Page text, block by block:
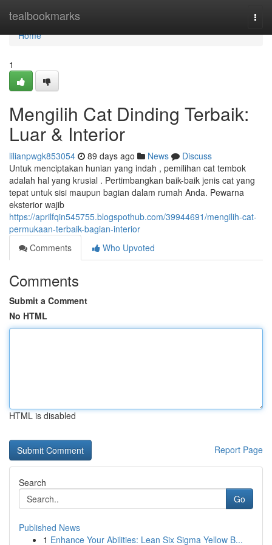
tealbookmarks
Home
Home
1
Mengilih Cat Dinding Terbaik:
Luar & Interior
lilianpwgk853054 89 days ago News
Discuss
Untuk menciptakan hunian yang indah , pemilihan cat tembok
adalah hal yang krusial . Pertimbangkan baik-baik jenis cat yang
tepat untuk sisi maupun bagian dalam rumah Anda. Pewarna
eksterior wajib
https://aprilfqin545755.blogspothub.com/39944691/mengilih-cat-
permukaan-terbaik-bagian-interior
Comments
Who Upvoted
Comments
Submit a Comment
No HTML
HTML is disabled
Report Page
Search
Go
Published News
1 Enhance Your Abilities: Lean Six Sigma Yellow B...